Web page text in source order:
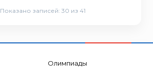
Показано записей: 30 из 41
Олимпиады